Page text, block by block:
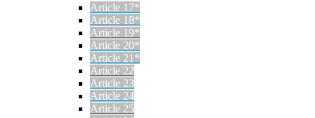
Article 17*
Article 18*
Article 19*
Article 20*
Article 21*
Article 22
Article 23
Article 24
Article 25